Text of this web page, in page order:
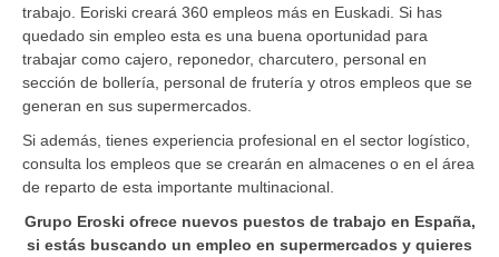
trabajo. Eoriski creará 360 empleos más en Euskadi. Si has
quedado sin empleo esta es una buena oportunidad para
trabajar como cajero, reponedor, charcutero, personal en
sección de bollería, personal de frutería y otros empleos que se
generan en sus supermercados.
Si además, tienes experiencia profesional en el sector logístico,
consulta los empleos que se crearán en almacenes o en el área
de reparto de esta importante multinacional.
Grupo Eroski ofrece nuevos puestos de trabajo en España,
si estás buscando un empleo en supermercados y quieres